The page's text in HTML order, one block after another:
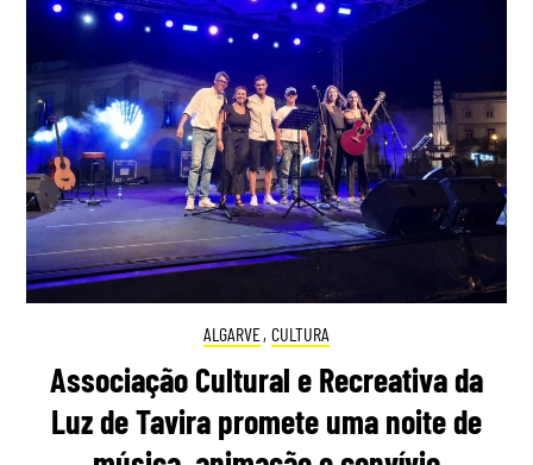
ALGARVE, CULTURA
Associação Cultural e Recreativa da
Luz de Tavira promete uma noite de